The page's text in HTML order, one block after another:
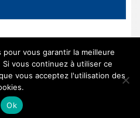
Légales
vous garantir la meilleure
vous continuez à utiliser ce
vous acceptez l'utilisation des
Ok